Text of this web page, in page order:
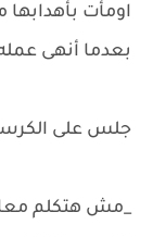
اومأت
بعدما أنهى
جلس على
_مش هتكلم